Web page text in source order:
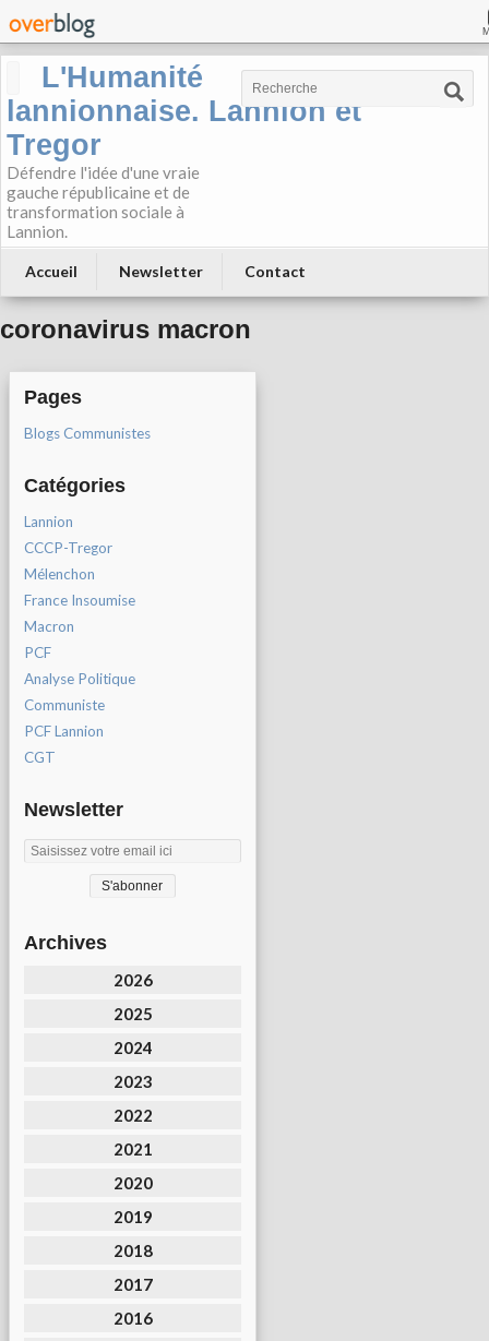
L'Humanité
lannionnaise. Lannion et
Tregor
Défendre l'idée d'une vraie
gauche républicaine et de
transformation sociale à
Lannion.
Accueil Newsletter Contact
coronavirus macron
Pages
Blogs Communistes
Catégories
Lannion
CCCP-Tregor
Mélenchon
France Insoumise
Macron
PCF
Analyse Politique
Communiste
PCF Lannion
CGT
Newsletter
Archives
2026
2025
2024
2023
2022
2021
2020
2019
2018
2017
2016